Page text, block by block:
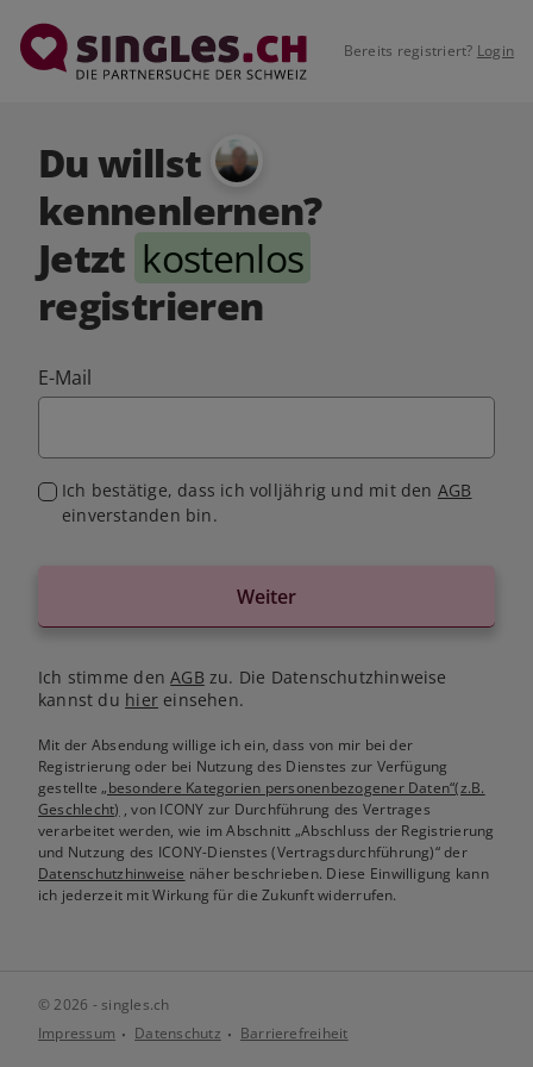
Bereits registriert? Login
Du willst
kennenlernen?
Jetzt kostenlos
registrieren
E-Mail
Ich bestätige, dass ich volljährig und mit den AGB
einverstanden bin.
Weiter
Ich stimme denAGB zu. Die Datenschutzhinweise
kannst du hiereinsehen.
Mit der Absendung willige ich ein, dass von mir bei der
Registrierung oder bei Nutzung des Dienstes zur Verfügung
gestellte„besondere Kategorien personenbezogener Daten“(z.B.
Geschlecht) , von ICONY zur Durchführung des Vertrages
verarbeitet werden, wie im Abschnitt „Abschluss der Registrierung
und Nutzung des ICONY-Dienstes (Vertragsdurchführung)“ der
Datenschutzhinweise näher beschrieben. Diese Einwilligung kann
ich jederzeit mit Wirkung für die Zukunft widerrufen.
© 2026 - singles.ch
Impressum
Datenschutz Barrierefreiheit